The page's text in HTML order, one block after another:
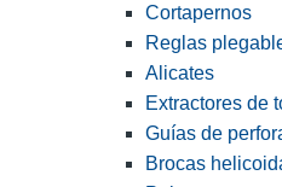
Cortapernos
Reglas
Alicates
Extractores de
Guías de
Brocas